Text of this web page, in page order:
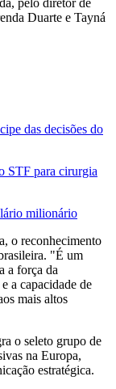
Duarte e Tayná
das decisões do
STF para cirurgia
milionário
o reconhecimento
"É um
a força da
a capacidade de
mais altos
o seleto grupo de
na Europa,
estratégica.